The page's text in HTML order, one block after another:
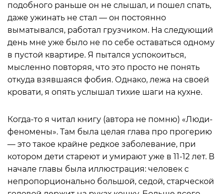
подобного раньше он не слышал, и пошел спать,
даже ужинать не стал — он постоянно
выматывался, работал грузчиком. На следующий
день мне уже было не по себе оставаться одному
в пустой квартире. Я пытался успокоиться,
мысленно повторяя, что это просто не понять
откуда взявшаяся фобия. Однако, лежа на своей
кровати, я опять услышал тихие шаги на кухне.
Когда-то я читал книгу (автора не помню) «Люди-
феномены». Там была целая глава про прогерию
— это такое крайне редкое заболевание, при
котором дети стареют и умирают уже в 11-12 лет. В
начале главы была иллюстрация: человек с
непропорционально большой, седой, старческой